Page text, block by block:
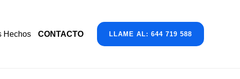
Hechos CONTACTO LLAME AL: 644 719 588